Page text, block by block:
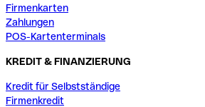
Firmenkarten
Zahlungen
POS-Kartenterminals
KREDIT & FINANZIERUNG
Kredit für Selbstständige
Firmenkredit